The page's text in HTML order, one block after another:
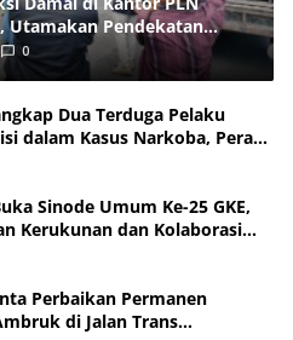
Utamakan Pendekatan
0
Dua Terduga Pelaku
dalam Kasus Narkoba, Peran
Sinode Umum Ke-25 GKE,
Kerukunan dan Kolaborasi
Perbaikan Permanen
di Jalan Trans